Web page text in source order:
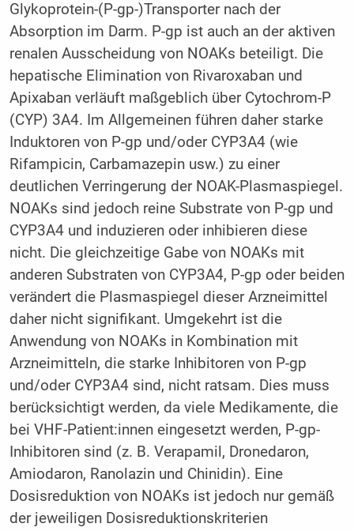
Glykoprotein-(P-gp-)Transporter nach der
Absorption im Darm. P-gp ist auch an der aktiven
renalen Ausscheidung von NOAKs beteiligt. Die
hepatische Elimination von Rivaroxaban und
Apixaban verläuft maßgeblich über Cytochrom-P
(CYP) 3A4. Im Allgemeinen führen daher starke
Induktoren von P-gp und/oder CYP3A4 (wie
Rifampicin, Carbamazepin usw.) zu einer
deutlichen Verringerung der NOAK-Plasmaspiegel.
NOAKs sind jedoch reine Substrate von P-gp und
CYP3A4 und induzieren oder inhibieren diese
nicht. Die gleichzeitige Gabe von NOAKs mit
anderen Substraten von CYP3A4, P-gp oder beiden
verändert die Plasmaspiegel dieser Arzneimittel
daher nicht signifikant. Umgekehrt ist die
Anwendung von NOAKs in Kombination mit
Arzneimitteln, die starke Inhibitoren von P-gp
und/oder CYP3A4 sind, nicht ratsam. Dies muss
berücksichtigt werden, da viele Medikamente, die
bei VHF-Patient:innen eingesetzt werden, P-gp-
Inhibitoren sind (z. B. Verapamil, Dronedaron,
Amiodaron, Ranolazin und Chinidin). Eine
Dosisreduktion von NOAKs ist jedoch nur gemäß
der jeweiligen Dosisreduktionskriterien